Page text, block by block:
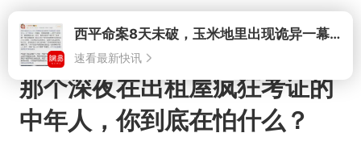
打开西平命案8天未破，玉米地里出现诡异一幕，我突然想起了欧金中
速看最新快讯
那个深夜在出租屋疯狂考证的
中年人，你到底在怕什么？